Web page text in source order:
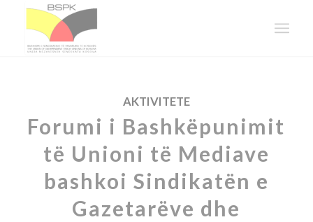
AKTIVITETE
Forumi i Bashkëpunimit
të Unioni të Mediave
bashkoi Sindikatën e
Gazetarëve dhe